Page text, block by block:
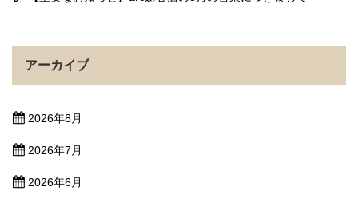
アーカイブ
2026年8月
2026年7月
2026年6月